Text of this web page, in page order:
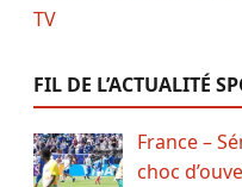
FIL DE L’ACTUALITÉ
France –
choc